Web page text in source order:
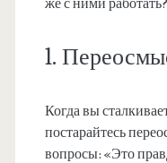
же с ними работать?
1.
Когда вы
постарайтесь
вопросы: «Это